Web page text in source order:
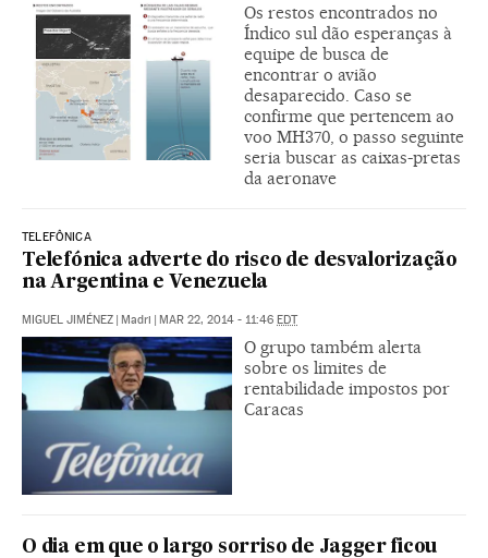
Os restos encontrados no
Índico sul dão esperanças à
equipe de busca de
encontrar o avião
desaparecido. Caso se
confirme que pertencem ao
voo MH370, o passo seguinte
seria buscar as caixas-pretas
da aeronave
TELEFÔNICA
Telefónica adverte do risco de desvalorização
na Argentina e Venezuela
MIGUEL JIMÉNEZ | Madri | MAR 22, 2014 - 11:46 EDT
O grupo também alerta
sobre os limites de
rentabilidade impostos por
Caracas
O dia em que o largo sorriso de Jagger ficou